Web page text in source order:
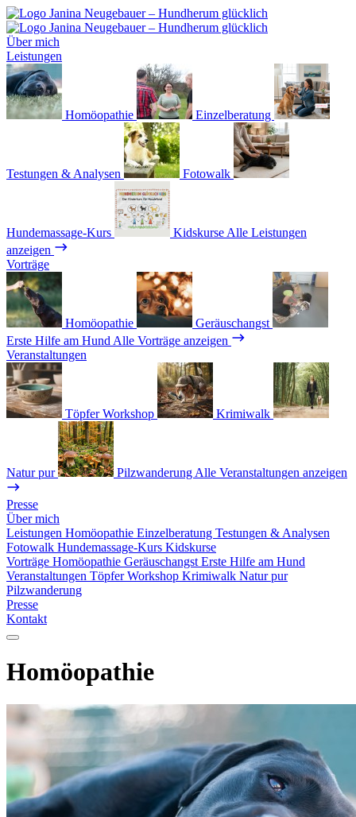
Über mich
Leistungen
Homöopathie Einzelberatung
Testungen & Analysen Fotowalk
Hundemassage-Kurs Kidskurse Alle Leistungen
anzeigen
Vorträge
Homöopathie
Geräuschangst
Erste Hilfe am Hund Alle Vorträge anzeigen
Veranstaltungen
Töpfer Workshop Krimiwalk
Natur pur Pilzwanderung Alle Veranstaltungen anzeigen
Presse
Über mich
Leistungen Homöopathie Einzelberatung Testungen & Analysen
Fotowalk Hundemassage-Kurs Kidskurse
Vorträge Homöopathie Geräuschangst Erste Hilfe am Hund
Veranstaltungen Töpfer Workshop Krimiwalk Natur pur
Pilzwanderung
Presse
Kontakt
Homöopathie